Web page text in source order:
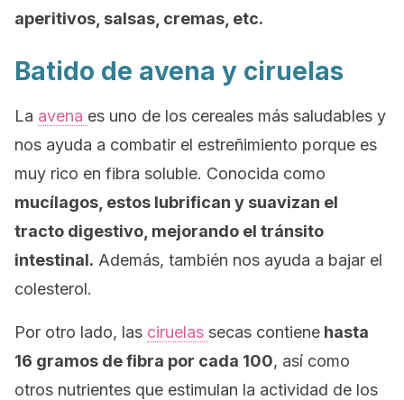
aperitivos, salsas, cremas, etc.
Batido de avena y ciruelas
La avena es uno de los cereales más saludables y
nos ayuda a combatir el estreñimiento porque es
muy rico en fibra soluble. Conocida como
mucílagos, estos lubrifican y suavizan el
tracto digestivo, mejorando el tránsito
intestinal. Además, también nos ayuda a bajar el
colesterol.
Por otro lado, las ciruelas secas contiene hasta
16 gramos de fibra por cada 100, así como
otros nutrientes que estimulan la actividad de los